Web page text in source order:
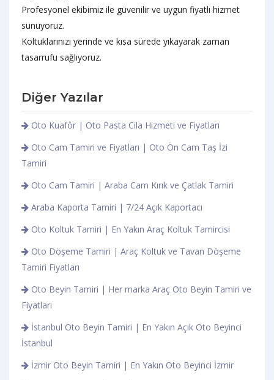
Profesyonel ekibimiz ile güvenilir ve uygun fiyatlı hizmet
sunuyoruz.
Koltuklarınızı yerinde ve kısa sürede yıkayarak zaman
tasarrufu sağlıyoruz.
Diğer Yazılar
Oto Kuaför | Oto Pasta Cila Hizmeti ve Fiyatları
Oto Cam Tamiri ve Fiyatları | Oto Ön Cam Taş İzi
Tamiri
Oto Cam Tamiri | Araba Cam Kırık ve Çatlak Tamiri
Araba Kaporta Tamiri | 7/24 Açık Kaportacı
Oto Koltuk Tamiri | En Yakın Araç Koltuk Tamircisi
Oto Döşeme Tamiri | Araç Koltuk ve Tavan Döşeme
Tamiri Fiyatları
Oto Beyin Tamiri | Her marka Araç Oto Beyin Tamiri ve
Fiyatları
İstanbul Oto Beyin Tamiri | En Yakın Açık Oto Beyinci
İstanbul
İzmir Oto Beyin Tamiri | En Yakın Oto Beyinci İzmir